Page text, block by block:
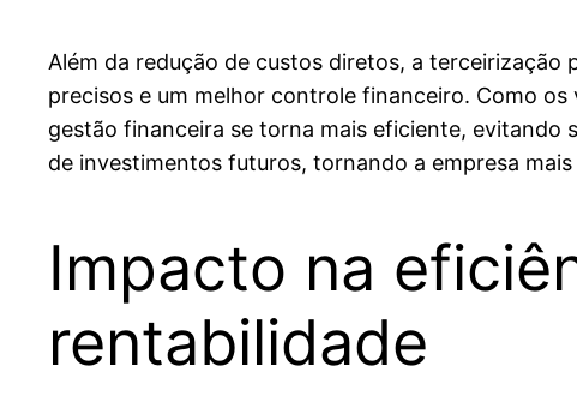
Além da redução de custos diretos, a terceirização
precisos e um melhor controle financeiro. Como
gestão financeira se torna mais eficiente, evitando
de investimentos futuros, tornando a empresa
Impacto na
rentabilidade